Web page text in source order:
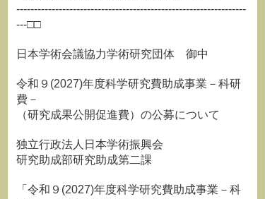
-----------------------------------------------------------------
---□□
日本学術会議協力学術研究団体 御中
令和９(2027)年度科学研究費助成事業－科研
費－
（研究成果公開促進費）の公募について
独立行政法人日本学術振興会
研究助成部研究助成第二課
「令和９(2027)年度科学研究費助成事業－科